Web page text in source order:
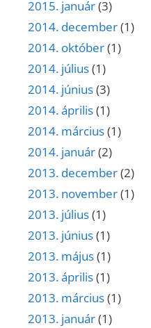
2015. január(3)
2014. december(1)
2014. október(1)
2014. július(1)
2014. június(3)
2014. április(1)
2014. március(1)
2014. január(2)
2013. december(2)
2013. november(1)
2013. július(1)
2013. június(1)
2013. május(1)
2013. április(1)
2013. március(1)
2013. január(1)